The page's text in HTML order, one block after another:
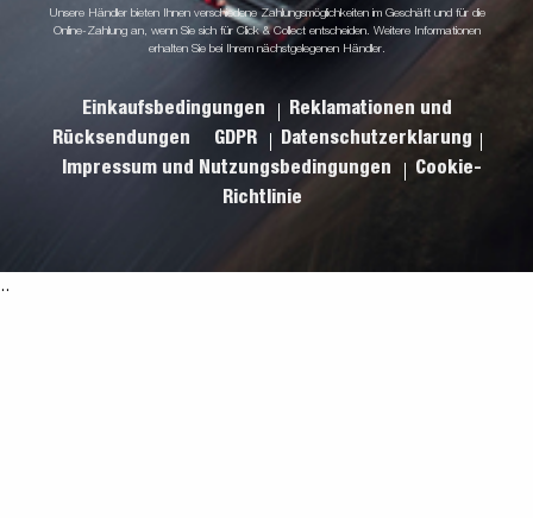
Unsere Händler bieten Ihnen verschiedene Zahlungsmöglichkeiten im Geschäft und für die
Online-Zahlung an, wenn Sie sich für Click & Collect entscheiden. Weitere Informationen
erhalten Sie bei Ihrem nächstgelegenen Händler.
Einkaufsbedingungen
Reklamationen und
Rücksendungen
GDPR
Datenschutzerklarung
Impressum und Nutzungsbedingungen
Cookie-
Richtlinie
..